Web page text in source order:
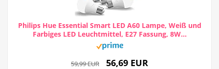
Philips Hue Essential Smart LED A60 Lampe, Weiß und
Farbiges LED Leuchtmittel, E27 Fassung, 8W...
59,99 EUR 56,69 EUR